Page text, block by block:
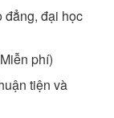
đẳng, đại học
phí)
tiện và